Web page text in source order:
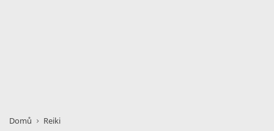
Domů Reiki